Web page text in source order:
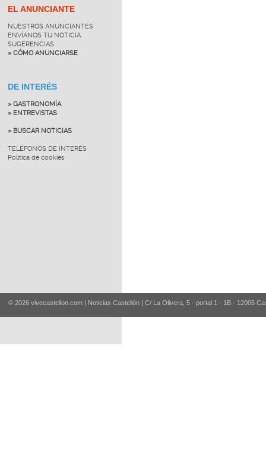
EL ANUNCIANTE
NUESTROS ANUNCIANTES
ENVÍANOS TU NOTICIA
SUGERENCIAS
» CÓMO ANUNCIARSE
DE INTERÉS
» GASTRONOMÍA
» ENTREVISTAS
» BUSCAR NOTICIAS
TELÉFONOS DE INTERÉS
Política de cookies
© 2026 vivecastellon.com | Noticias Castellón | C/ La Olivera, 5 - portal 1 - 1B - 12005